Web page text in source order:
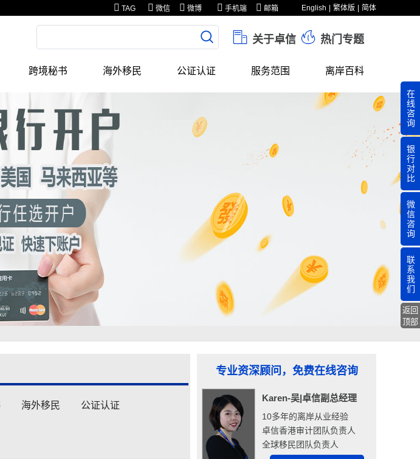
English 繁体版 简体
TAG 微信 微博 手机端 邮箱
关于卓信 热门专题
跨境秘书 海外移民 公证认证 服务范围 离岸百科
海外移民 公证认证
专业资深顾问，免费在线咨询
Karen-吴|卓信副总经理
10多年的离岸从业经验
卓信香港审计团队负责人
全球移民团队负责人
在
线
咨
询
银
行
对
比
微
信
咨
询
联
系
我
们
返回
顶部